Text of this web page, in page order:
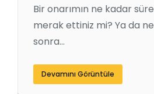
Bir onarımın ne kadar
merak ettiniz mi? Ya da
sonra…
Devamını Görüntüle